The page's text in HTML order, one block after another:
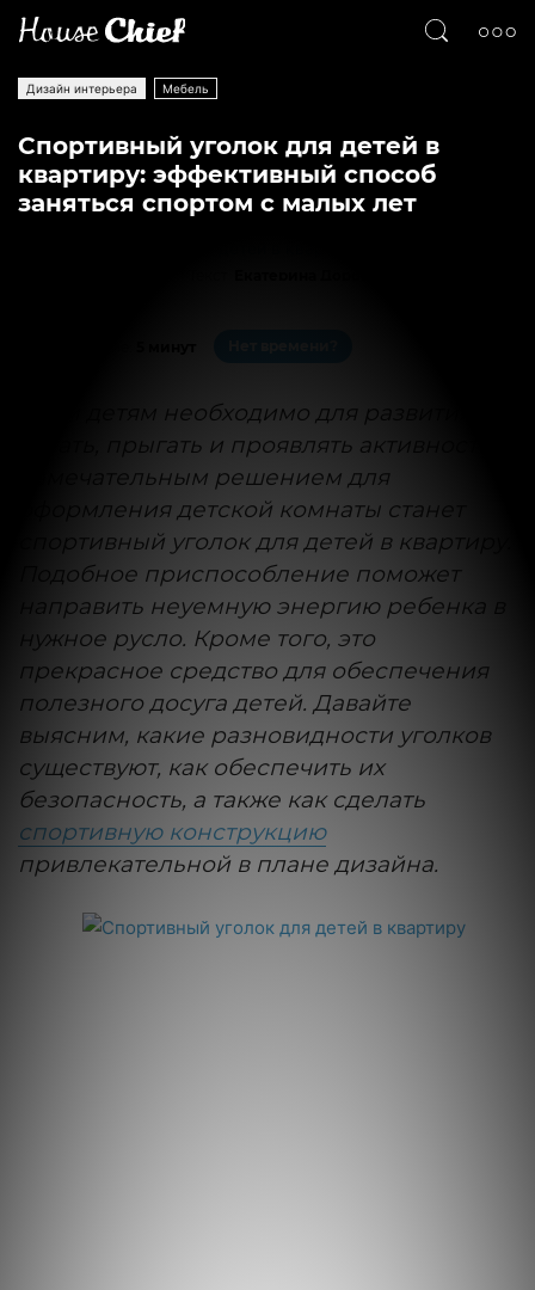
Дизайн интерьера Мебель
Спортивный уголок для детей в
квартиру: эффективный способ
заняться спортом с малых лет
Всем детям необходимо для развития
бегать, прыгать и проявлять активность.
Замечательным решением для
оформления детской комнаты станет
спортивный уголок для детей в квартиру.
Подобное приспособление поможет
направить неуемную энергию ребенка в
нужное русло. Кроме того, это
прекрасное средство для обеспечения
полезного досуга детей. Давайте
выясним, какие разновидности уголков
существуют, как обеспечить их
безопасность, а также как сделать
спортивную конструкцию
привлекательной в плане дизайна.